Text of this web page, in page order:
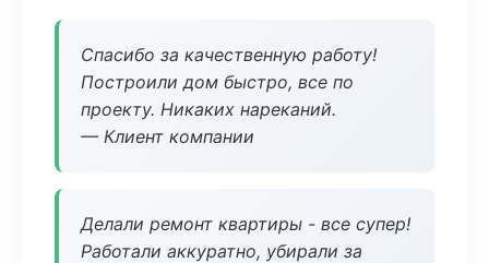
Спасибо за качественную работу!
Построили дом быстро, все по
проекту. Никаких нареканий.
— Клиент компании
Делали ремонт квартиры - все супер!
Работали аккуратно, убирали за